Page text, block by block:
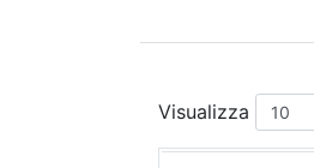
Visualizza